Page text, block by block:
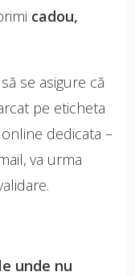
cadou,
se asigure că
pe eticheta
dedicata –
va urma
unde nu